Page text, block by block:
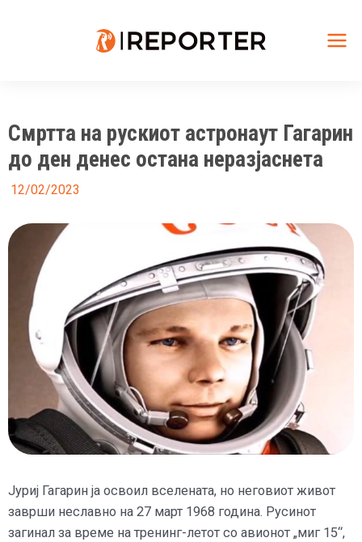
Смртта на рускиот астронаут Гагарин
до ден денес остана неразјаснета
12/02/2023
Јуриј Гагарин ја освоил вселената, но неговиот живот
заврши неславно на 27 март 1968 година. Русинот
загинал за време на тренинг-летот со авионот „миг 15“,